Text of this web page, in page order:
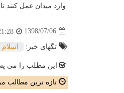
وارد میدان عمل كنند
1398/07/06
تگهای خبر: اسلام
این مطلب را می
تازه ترین مطالب